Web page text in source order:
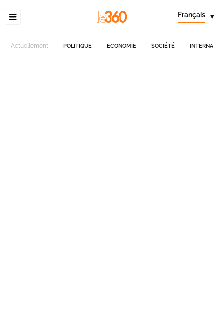
Français ▾
Actuellement POLITIQUE ECONOMIE SOCIÉTÉ